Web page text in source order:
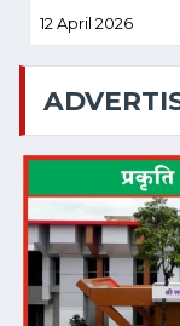
12 April 2026